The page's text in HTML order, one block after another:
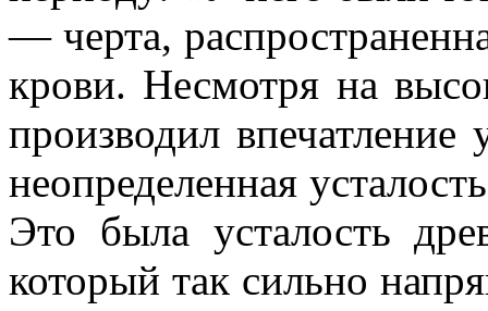
— черта,
крови. Несмотря на
производил впечатление
неопределенная
Это была усталость
который так сильно